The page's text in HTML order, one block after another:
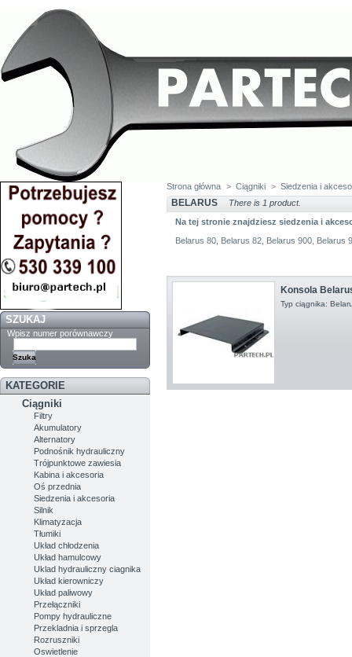
SZUKAJ
Wpisz numer porównawczy
KATEGORIE
Ciągniki
Filtry
Akumulatory
Alternatory
Podnośnik hydrauliczny
Trójpunktowe zawiesia
Kabina i akcesoria
Oś przednia
Siedzenia i akcesoria
Silnik
Klimatyzacja
Tłumiki
Układ chłodzenia
Układ hamulcowy
Uklad hydrauliczny ciagnika
Układ kierowniczy
Układ paliwowy
Przełączniki
Pompy hydrauliczne
Przekladnia i sprzegla
Rozruszniki
Oswietlenie
Strona główna > Ciągniki > Siedzenia i
BELARUS There is 1 product.
Na tej stronie znajdziesz siedzenia i
Belarus 80, Belarus 82, Belarus 900, Belarus
Konsola
Typ ciągnika: